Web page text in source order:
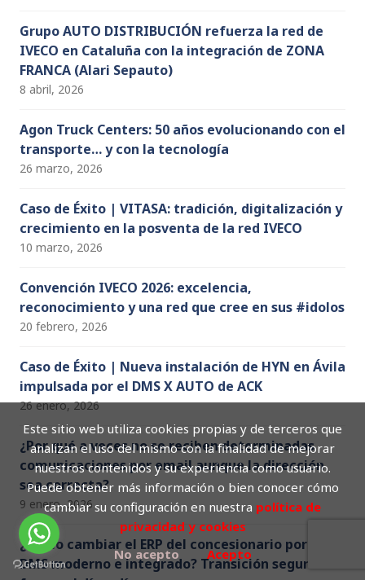
Este sitio web utiliza cookies propias y de terceros que
analizan el uso del mismo con la finalidad de mejorar
nuestros contenidos y su experiencia como usuario.
Puede obtener más información o bien conocer cómo
cambiar su configuración en nuestra política de
privacidad y cookies
No acepto
Acepto
Grupo AUTO DISTRIBUCIÓN refuerza la red de
IVECO en Cataluña con la integración de ZONA
FRANCA (Alari Sepauto)
8 abril, 2026
Agon Truck Centers: 50 años evolucionando con el
transporte… y con la tecnología
26 marzo, 2026
Caso de Éxito | VITASA: tradición, digitalización y
crecimiento en la posventa de la red IVECO
10 marzo, 2026
Convención IVECO 2026: excelencia,
reconocimiento y una red que cree en sus #idolos
20 febrero, 2026
Caso de Éxito | Nueva instalación de HYN en Ávila
impulsada por el DMS X AUTO de ACK
26 enero, 2026
¿Por qué a veces no se reciben determinadas
comunicaciones por email aunque la dirección
sea correcta?
9 enero, 2026
¿Cómo cambiar el ERP del concesionario por un
DMS moderno e integrado? Transición segura sin